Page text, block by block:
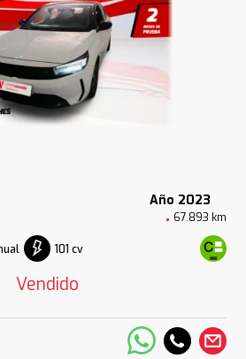
Año 2023
67.893 km
101 cv
Vendido